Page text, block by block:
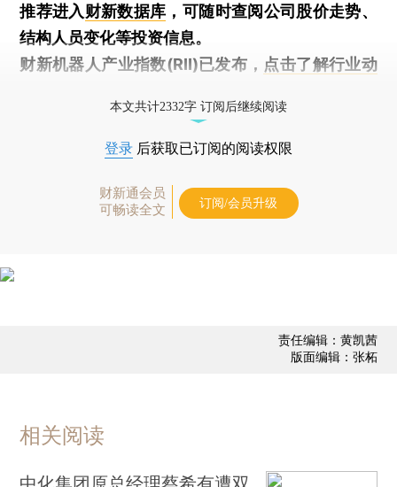
推荐进入财新数据库 ，可随时查阅公司股价走势、
结构人员变化等投资信息。
财新机器人产业指数(RII)已发布， 点击了解行业动
本文共计2332字 订阅后继续阅读
登录 后获取已订阅的阅读权限
财新通会员
可畅读全文
订阅/会员升级
责任编辑：黄凯茜
版面编辑：张柘
相关阅读